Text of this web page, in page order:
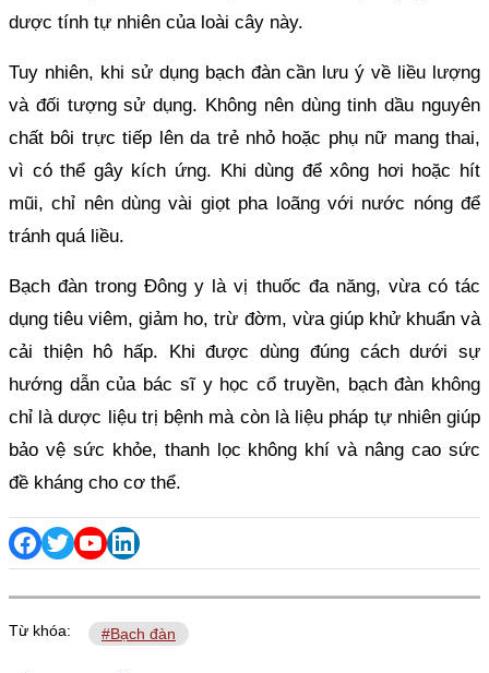
dược tính tự nhiên của loài cây này.
Tuy nhiên, khi sử dụng bạch đàn cần lưu ý về liều lượng
và đối tượng sử dụng. Không nên dùng tinh dầu nguyên
chất bôi trực tiếp lên da trẻ nhỏ hoặc phụ nữ mang thai,
vì có thể gây kích ứng. Khi dùng để xông hơi hoặc hít
mũi, chỉ nên dùng vài giọt pha loãng với nước nóng để
tránh quá liều.
Bạch đàn trong Đông y là vị thuốc đa năng, vừa có tác
dụng tiêu viêm, giảm ho, trừ đờm, vừa giúp khử khuẩn và
cải thiện hô hấp. Khi được dùng đúng cách dưới sự
hướng dẫn của bác sĩ y học cổ truyền, bạch đàn không
chỉ là dược liệu trị bệnh mà còn là liệu pháp tự nhiên giúp
bảo vệ sức khỏe, thanh lọc không khí và nâng cao sức
đề kháng cho cơ thể.
Từ khóa: #Bạch đàn